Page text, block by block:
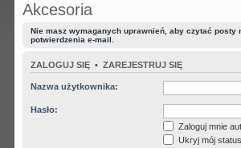
Akcesoria
Nie masz wymaganych uprawnień, aby czytać
potwierdzenia e-mail.
ZALOGUJ SIĘ • ZAREJESTRUJ SIĘ
Nazwa użytkownika:
Hasło:
Zaloguj mnie
Ukryj mój